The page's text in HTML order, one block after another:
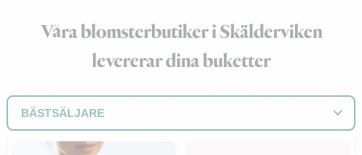
Våra blomsterbutiker i Skälderviken
levererar dina buketter